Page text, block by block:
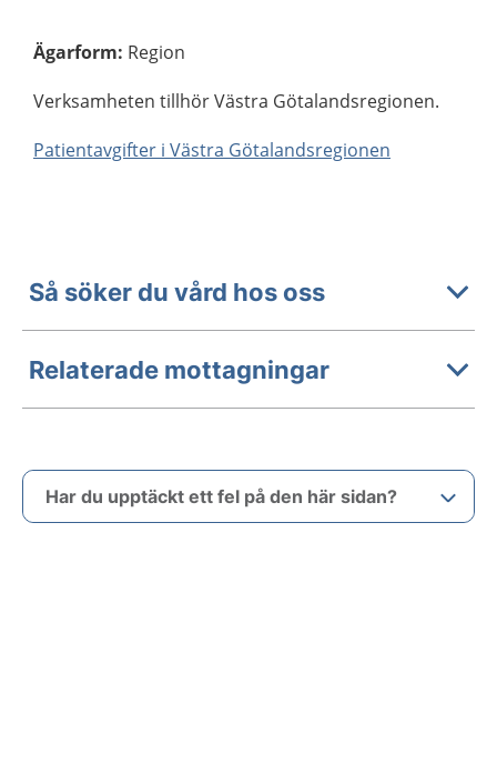
Ägarform: Region
Verksamheten tillhör Västra Götalandsregionen.
Patientavgifter i Västra Götalandsregionen
Så söker du vård hos oss
Relaterade mottagningar
Har du upptäckt ett fel på den här sidan?